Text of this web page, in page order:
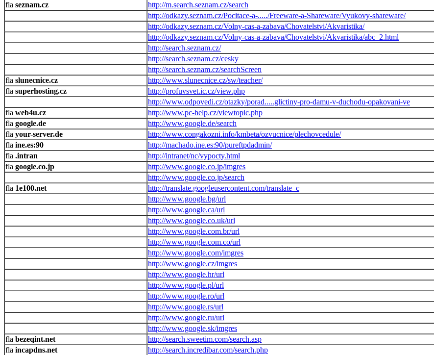
seznam.cz
http://m.search.seznam.cz/search
http://odkazy.seznam.cz/Pocitace-a-...../Freeware-a-Shareware/Vyukovy-shareware/
http://odkazy.seznam.cz/Volny-cas-a-zabava/Chovatelstvi/Akvaristika/
http://odkazy.seznam.cz/Volny-cas-a-zabava/Chovatelstvi/Akvaristika/abc_2.html
http://search.seznam.cz/
http://search.seznam.cz/cesky
http://search.seznam.cz/searchScreen
slunecnice.cz
http://www.slunecnice.cz/sw/teacher/
superhosting.cz
http://profuvsvet.ic.cz/view.php
http://www.odpovedi.cz/otazky/porad.....glictiny-pro-damu-v-duchodu-opakovani-ve
web4u.cz
http://www.pc-help.cz/viewtopic.php
google.de
http://www.google.de/search
your-server.de
http://www.congakozni.info/kmbeta/ozvucnice/plechovcedule/
ine.es:90
http://machado.ine.es:90/pureftpdadmin/
.intran
http://intranet/nc/vypocty.html
google.co.jp
http://www.google.co.jp/imgres
http://www.google.co.jp/search
1e100.net
http://translate.googleusercontent.com/translate_c
http://www.google.bg/url
http://www.google.ca/url
http://www.google.co.uk/url
http://www.google.com.br/url
http://www.google.com.co/url
http://www.google.com/imgres
http://www.google.cz/imgres
http://www.google.hr/url
http://www.google.pl/url
http://www.google.ro/url
http://www.google.rs/url
http://www.google.ru/url
http://www.google.sk/imgres
bezeqint.net
http://search.sweetim.com/search.asp
incapdns.net
http://search.incredibar.com/search.php